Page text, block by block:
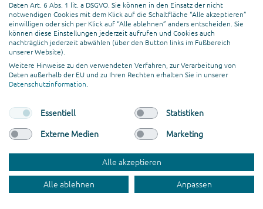
Welche Zielgruppen sind in
welchem Netzwerk unterwegs?
Damit das gesamte Konstrukt
funktioniert, sollten Sie wissen, auf
Schauen wir uns dafür doch mal an,
wer heutzutage auf welcher Plattform
anzutreffen ist.
TikTok
Das am schnellsten wachsende soziale
Daten Art. 6 Abs. 1 lit. a DSGVO. Sie können in den Einsatz der nicht
notwendigen Cookies mit dem Klick auf die Schaltfläche “Alle akzeptieren”
einwilligen oder sich per Klick auf “Alle ablehnen” anders entscheiden. Sie
können diese Einstellungen jederzeit aufrufen und Cookies auch
nachträglich jederzeit abwählen (über den Button links im Fußbereich
unserer Website).
Weitere Hinweise zu den verwendeten Verfahren, zur Verarbeitung von
Daten außerhalb der EU und zu Ihren Rechten erhalten Sie in unserer
Datenschutzinformation
Essentiell Statistiken
Externe Medien Marketing
Alle akzeptieren
Alle ablehnen Anpassen